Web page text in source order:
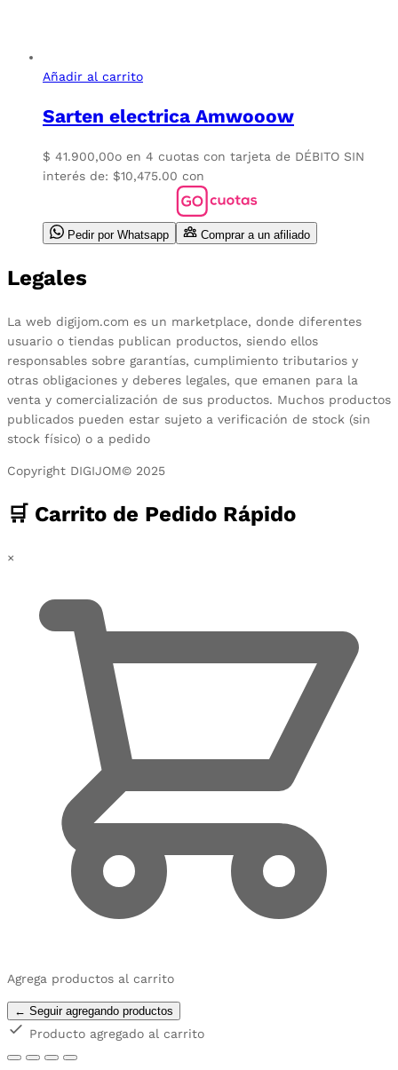
Añadir al carrito
Sarten electrica Amwooow
$ 41.900,00o en 4 cuotas con tarjeta de DÉBITO SIN
interés de: $10,475.00 con
Pedir por Whatsapp Comprar a un afiliado
Legales
La web digijom.com es un marketplace, donde diferentes
usuario o tiendas publican productos, siendo ellos
responsables sobre garantías, cumplimiento tributarios y
otras obligaciones y deberes legales, que emanen para la
venta y comercialización de sus productos. Muchos productos
publicados pueden estar sujeto a verificación de stock (sin
stock físico) o a pedido
Copyright DIGIJOM© 2025
🛒 Carrito de Pedido Rápido
×
Agrega productos al carrito
← Seguir agregando productos
Producto agregado al carrito